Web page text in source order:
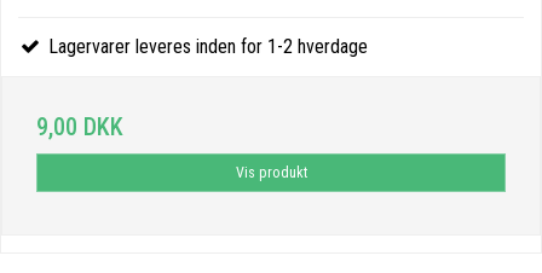
Lagervarer leveres inden for 1-2 hverdage
9,00 DKK
Vis produkt